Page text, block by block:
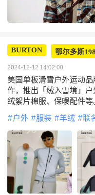
BURTON 鄂尔多斯
2024-12-12 14:02:00
美国单板滑雪户外运动
作，推出「绒入雪境」
绒絮片棉服、保暖配件等
户外 服装 羊绒 联